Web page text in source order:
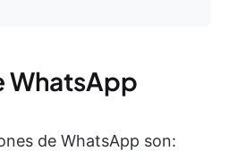
WhatsApp
de WhatsApp son: